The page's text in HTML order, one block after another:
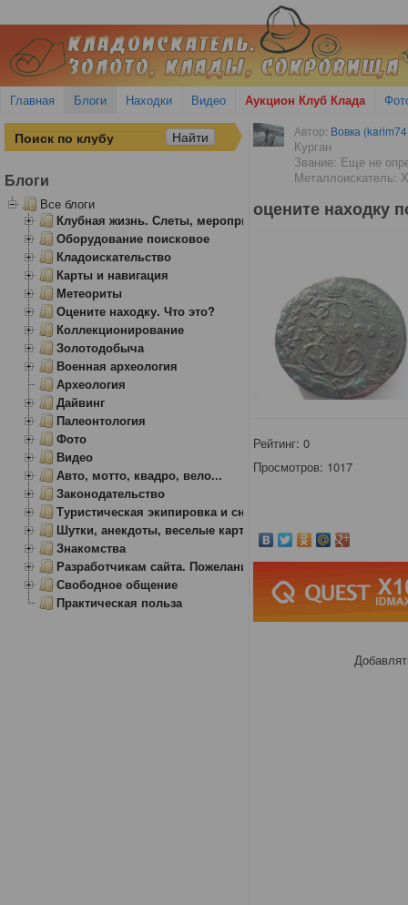
Главная Блоги Находки Видео Аукцион Клуб Клада
Автор: Вовка
Курган
Звание: Еще не
Металлоискатель:
оцените находку
Рейтинг: 0
Просмотров: 1017
Блоги
Все блоги
Клубная жизнь. Слеты, мероприятия
Оборудование поисковое
Кладоискательство
Карты и навигация
Метеориты
Оцените находку. Что это?
Коллекционирование
Золотодобыча
Военная археология
Археология
Дайвинг
Палеонтология
Фото
Видео
Авто, мотто, квадро, вело...
Законодательство
Туристическая экипировка и снаряжение
Шутки, анекдоты, веселые картинки
Знакомства
Разработчикам сайта. Пожелания, замечания.
Свободное общение
Практическая польза